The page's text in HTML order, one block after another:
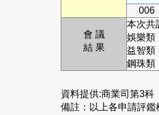
006
會 議
結 果
本次共
娛樂類
益智類
鋼珠類
資料提供:商業司第3科
備註：以上各申請評鑑